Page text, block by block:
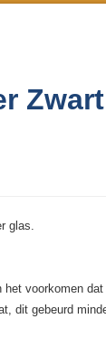
glas.
voorkomen
dit gebeurd